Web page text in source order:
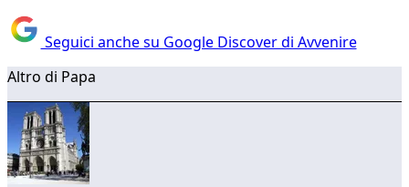
Seguici anche su Google Discover di Avvenire
Altro di Papa